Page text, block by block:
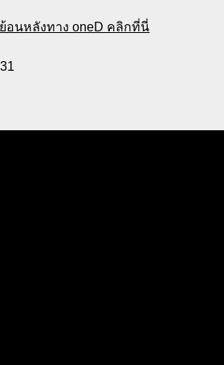
อนหลังทาง oneD คลิกที่นี่